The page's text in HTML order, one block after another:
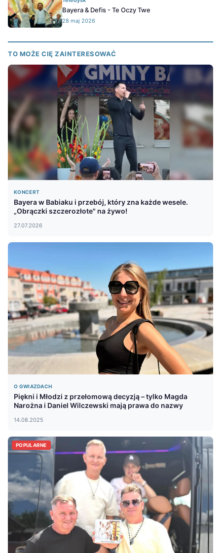
Bayera & Defis - Te Oczy Twe
28 maj 2026
TO MOŻE CIĘ ZAINTERESOWAĆ
KONCERT
Bayera w Babiaku i przebój, który zna każde wesele.
„Obrączki szczerozłote" na żywo!
27.07.2026
O GWIAZDACH
Piękni i Młodzi z przełomową decyzją – tylko Magda
Narożna i Daniel Wilczewski mają prawa do nazwy
14.08.2025
POPULARNE